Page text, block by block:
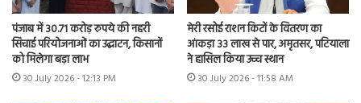
पंजाब में 30.71 करोड़ रुपये की नहरी
सिंचाई परियोजनाओं का उद्घाटन, किसानों
को मिलेगा बड़ा लाभ
30 July 2026 - 12:13 PM
मेरी रसोई राशन किटों के वितरण का
आंकड़ा 33 लाख से पार, अमृतसर, पटियाला
ने हासिल किया उच्च स्थान
30 July 2026 - 11:58 AM